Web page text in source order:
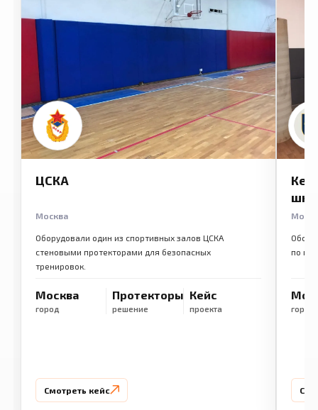
ЦСКА
Москва
Оборудовали один из спортивных залов ЦСКА
стеновыми протекторами для безопасных
тренировок.
Москва
город
Протекторы
решение
Кейс
проекта
Смотреть кейс
по
город